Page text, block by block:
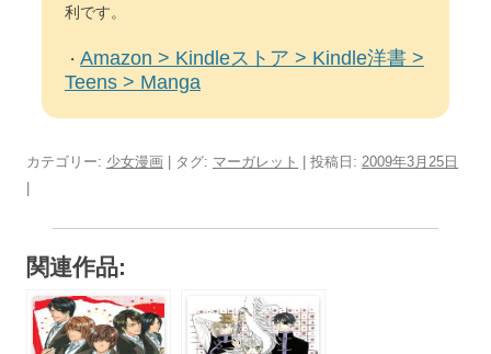
利です。
・ Amazon > Kindleストア > Kindle洋書 >
Teens > Manga
カテゴリー: 少女漫画 | タグ: マーガレット | 投稿日: 2009年3月25日
関連作品: